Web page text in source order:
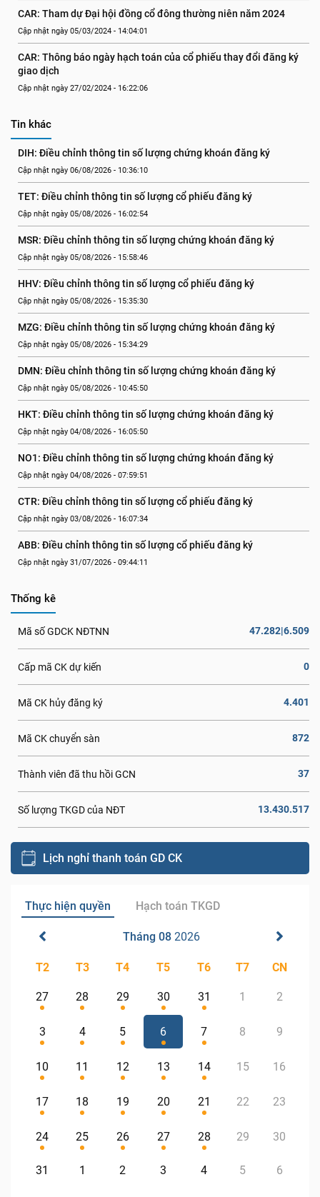
CAR: Tham dự Đại hội đồng cổ đông thường niên năm 2024
Cập nhật ngày 05/03/2024 - 14:04:01
CAR: Thông báo ngày hạch toán của cổ phiếu thay đổi đăng ký
giao dịch
Cập nhật ngày 27/02/2024 - 16:22:06
Tin khác
DIH: Điều chỉnh thông tin số lượng chứng khoán đăng ký
Cập nhật ngày 06/08/2026 - 10:36:10
TET: Điều chỉnh thông tin số lượng cổ phiếu đăng ký
Cập nhật ngày 05/08/2026 - 16:02:54
MSR: Điều chỉnh thông tin số lượng chứng khoán đăng ký
Cập nhật ngày 05/08/2026 - 15:58:46
HHV: Điều chỉnh thông tin số lượng cổ phiếu đăng ký
Cập nhật ngày 05/08/2026 - 15:35:30
MZG: Điều chỉnh thông tin số lượng chứng khoán đăng ký
Cập nhật ngày 05/08/2026 - 15:34:29
DMN: Điều chỉnh thông tin số lượng chứng khoán đăng ký
Cập nhật ngày 05/08/2026 - 10:45:50
HKT: Điều chỉnh thông tin số lượng chứng khoán đăng ký
Cập nhật ngày 04/08/2026 - 16:05:50
NO1: Điều chỉnh thông tin số lượng chứng khoán đăng ký
Cập nhật ngày 04/08/2026 - 07:59:51
CTR: Điều chỉnh thông tin số lượng cổ phiếu đăng ký
Cập nhật ngày 03/08/2026 - 16:07:34
ABB: Điều chỉnh thông tin số lượng cổ phiếu đăng ký
Cập nhật ngày 31/07/2026 - 09:44:11
Thống kê
Mã số GDCK NĐTNN 47.282|6.509
Cấp mã CK dự kiến 0
Mã CK hủy đăng ký 4.401
Mã CK chuyển sàn 872
Thành viên đã thu hồi GCN 37
Số lượng TKGD của NĐT 13.430.517
Lịch nghỉ thanh toán GD CK
Thực hiện quyền Hạch toán TKGD
Tháng 08 2026
T2 T3 T4 T5 T6 T7 CN
27 28 29 30 31 1 2
3 4 5 6 7 8 9
10 11 12 13 14 15 16
17 18 19 20 21 22 23
24 25 26 27 28 29 30
31 1 2 3 4 5 6